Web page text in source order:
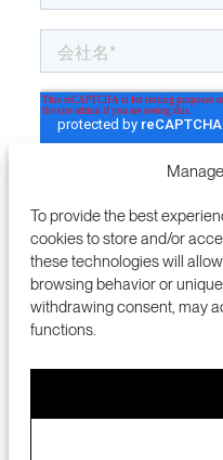
To provide the best
cookies to store and/or
these technologies will
browsing behavior or
withdrawing consent, may
functions.
プレ